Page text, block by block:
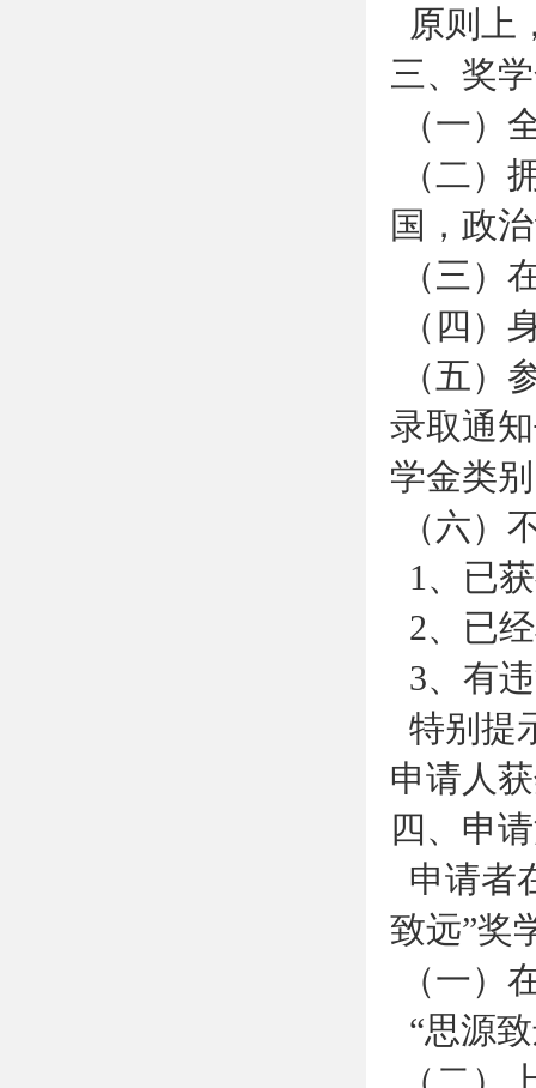
原则上
三、奖
（一）
（二）
国，政
（三）
（四）
（五）
录取通
学金类
（六）
1、已
2、已
3、有
特别提
申请人
四、申
申请者
致远”奖
（一）
“思源